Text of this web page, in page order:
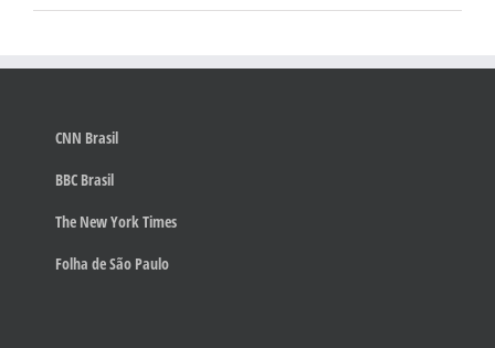
CNN Brasil
BBC Brasil
The New York Times
Folha de São Paulo